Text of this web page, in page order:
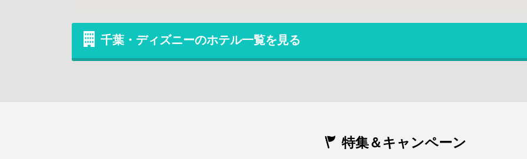
千葉・ディズニーのホテル一覧を見る
特集＆キャンペーン